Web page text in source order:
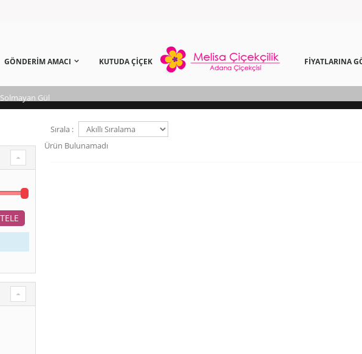
GÖNDERİM AMACI KUTUDA ÇİÇEK FİYATLARINA
Solmayan Gül
Sırala :
Ürün Bulunamadı